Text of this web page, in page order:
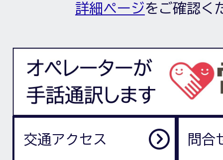
詳細ページをご確認く
交通アクセス 問合